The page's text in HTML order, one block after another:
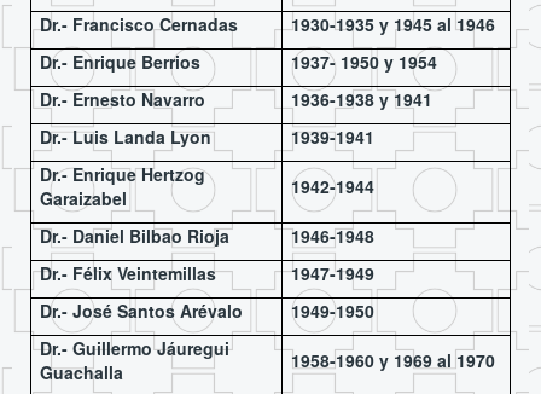
Dr.- Francisco Cernadas
1930-1935 y 1945 al 1946
Dr.- Enrique Berrios
1937- 1950 y 1954
Dr.- Ernesto Navarro
1936-1938 y 1941
Dr.- Luis Landa Lyon
1939-1941
Dr.- Enrique Hertzog
Garaizabel
1942-1944
Dr.- Daniel Bilbao Rioja
1946-1948
Dr.- Félix Veintemillas
1947-1949
Dr.- José Santos Arévalo
1949-1950
Dr.- Guillermo Jáuregui
Guachalla
1958-1960 y 1969 al 1970